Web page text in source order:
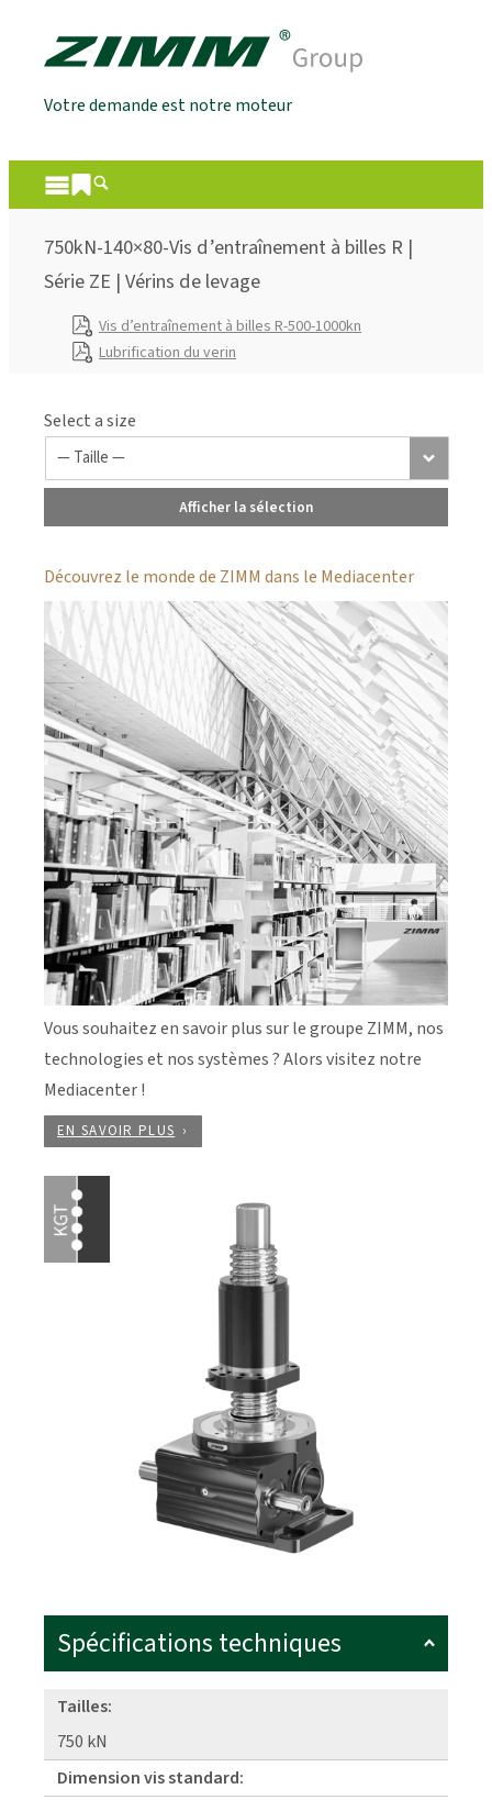
Votre demande est notre moteur
750kN-140×80-Vis d’entraînement à billes R |
Série ZE | Vérins de levage
Vis d’entraînement à billes R-500-1000kn
Lubrification du verin
Select a size
Afficher la sélection
Découvrez le monde de ZIMM dans le Mediacenter
Vous souhaitez en savoir plus sur le groupe ZIMM, nos
technologies et nos systèmes ? Alors visitez notre
Mediacenter !
EN SAVOIR PLUS
Spécifications techniques
Tailles:
750 kN
Dimension vis standard: